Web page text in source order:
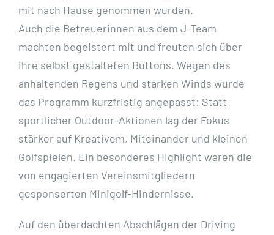
mit nach Hause genommen wurden.
Auch die Betreuerinnen aus dem J-Team
machten begeistert mit und freuten sich über
ihre selbst gestalteten Buttons. Wegen des
anhaltenden Regens und starken Winds wurde
das Programm kurzfristig angepasst: Statt
sportlicher Outdoor-Aktionen lag der Fokus
stärker auf Kreativem, Miteinander und kleinen
Golfspielen. Ein besonderes Highlight waren die
von engagierten Vereinsmitgliedern
gesponserten Minigolf-Hindernisse.
Auf den überdachten Abschlägen der Driving